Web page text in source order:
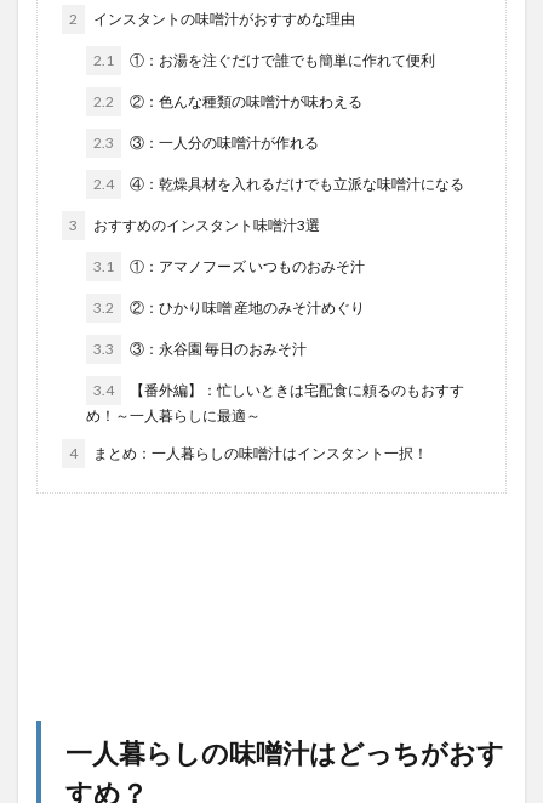
2 インスタントの味噌汁がおすすめな理由
2.1 ①：お湯を注ぐだけで誰でも簡単に作れて便利
2.2 ②：色んな種類の味噌汁が味わえる
2.3 ③：一人分の味噌汁が作れる
2.4 ④：乾燥具材を入れるだけでも立派な味噌汁になる
3 おすすめのインスタント味噌汁3選
3.1 ①：アマノフーズ いつものおみそ汁
3.2 ②：ひかり味噌 産地のみそ汁めぐり
3.3 ③：永谷園 毎日のおみそ汁
3.4
【番外編】：忙しいときは宅配食に頼るのもおすす
め！～一人暮らしに最適～
4 まとめ：一人暮らしの味噌汁はインスタント一択！
一人暮らしの味噌汁はどっちがおす
すめ？